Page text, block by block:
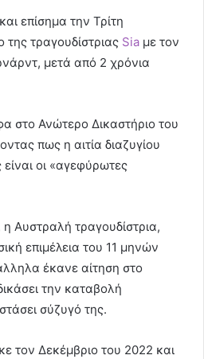
επίσημα την Τρίτη
τραγουδίστριας Sia με τον
μετά από 2 χρόνια
στο Ανώτερο Δικαστήριο του
πως η αιτία διαζυγίου
οι «αγεφύρωτες
η Αυστραλή τραγουδίστρια,
επιμέλεια του 11 μηνών
έκανε αίτηση στο
την καταβολή
σύζυγό της.
τον Δεκέμβριο του 2022 και